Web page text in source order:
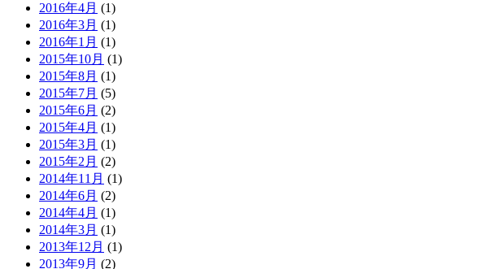
2016年4月 (1)
2016年3月 (1)
2016年1月 (1)
2015年10月 (1)
2015年8月 (1)
2015年7月 (5)
2015年6月 (2)
2015年4月 (1)
2015年3月 (1)
2015年2月 (2)
2014年11月 (1)
2014年6月 (2)
2014年4月 (1)
2014年3月 (1)
2013年12月 (1)
2013年9月 (2)